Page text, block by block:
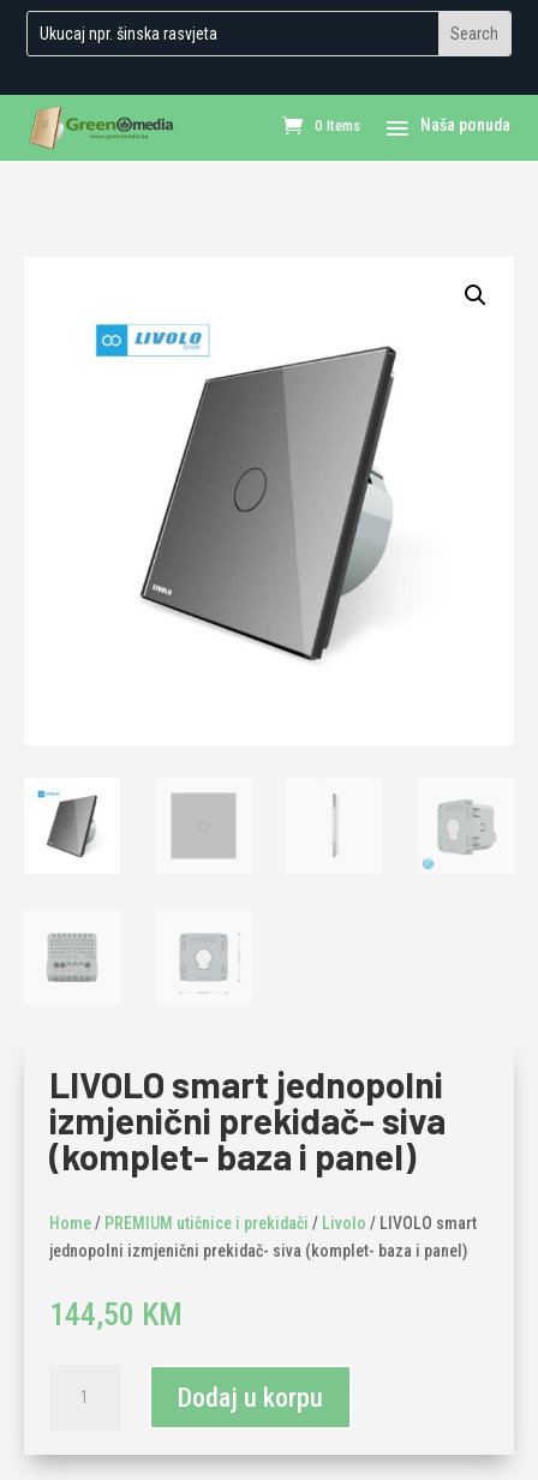
0 Items
LIVOLO smart jednopolni
izmjenični prekidač- siva
(komplet- baza i panel)
Home/ PREMIUM utičnice i prekidači / Livolo / LIVOLO smart
jednopolni izmjenični prekidač- siva (komplet- baza i panel)
144,50 KM
smart
izmjenični
Dodaj u korpu